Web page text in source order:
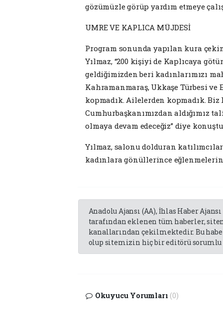
gözümüzle görüp yardım etmeye
UMRE VE KAPLICA MÜJDESİ
Program sonunda yapılan kura
Yılmaz, “200 kişiyi de Kaplıcaya
geldiğimizden beri kadınlarımızı
Kahramanmaraş, Ukkaşe Türbesi
kopmadık. Ailelerden kopmadık.
Cumhurbaşkanımızdan aldığımız
olmaya devam edeceğiz” diye
Yılmaz, salonu dolduran
kadınlara gönüllerince
Anadolu Ajansı (AA), İhlas Haber
tarafından eklenen tüm haberler,
kanallarından çekilmektedir. Bu
olup sitemizin hiç bir editörü sorumlu
Okuyucu Yorumları (0)